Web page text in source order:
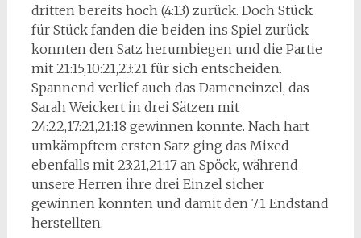
dritten bereits hoch (4:13) zurück. Doch Stück
für Stück fanden die beiden ins Spiel zurück
konnten den Satz herumbiegen und die Partie
mit 21:15,10:21,23:21 für sich entscheiden.
Spannend verlief auch das Dameneinzel, das
Sarah Weickert in drei Sätzen mit
24:22,17:21,21:18 gewinnen konnte. Nach hart
umkämpftem ersten Satz ging das Mixed
ebenfalls mit 23:21,21:17 an Spöck, während
unsere Herren ihre drei Einzel sicher
gewinnen konnten und damit den 7:1 Endstand
herstellten.